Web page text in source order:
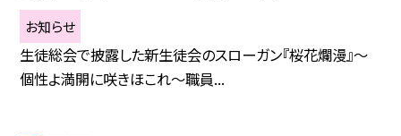
お知らせ
生徒総会で披露した新生徒会のスローガン『桜花爛漫』～
個性よ満開に咲きほこれ～職員...